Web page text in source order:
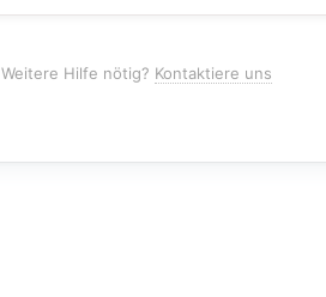
Weitere Hilfe nötig? Kontaktiere uns